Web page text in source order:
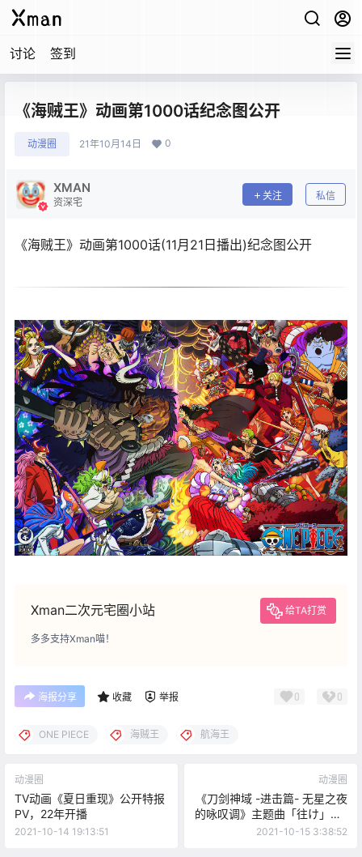
讨论 签到
《海贼王》动画第1000话纪念图公开
动漫圈 21年10月14日 0
XMAN
资深宅
关注 私信
《海贼王》动画第1000话(11月21日播出)纪念图公开
Xman二次元宅圈小站 给TA打赏
多多支持Xman喵！
海报分享 收藏 举报 0 0
ONE PIECE 海贼王 航海王
动漫圈
TV动画《夏日重现》公开特报
PV，22年开播
2021-10-14 19:13:51
动漫圈
《刀剑神域 -进击篇- 无星之夜
的咏叹调》主题曲「往け」MV
公布
2021-10-15 3:38:52